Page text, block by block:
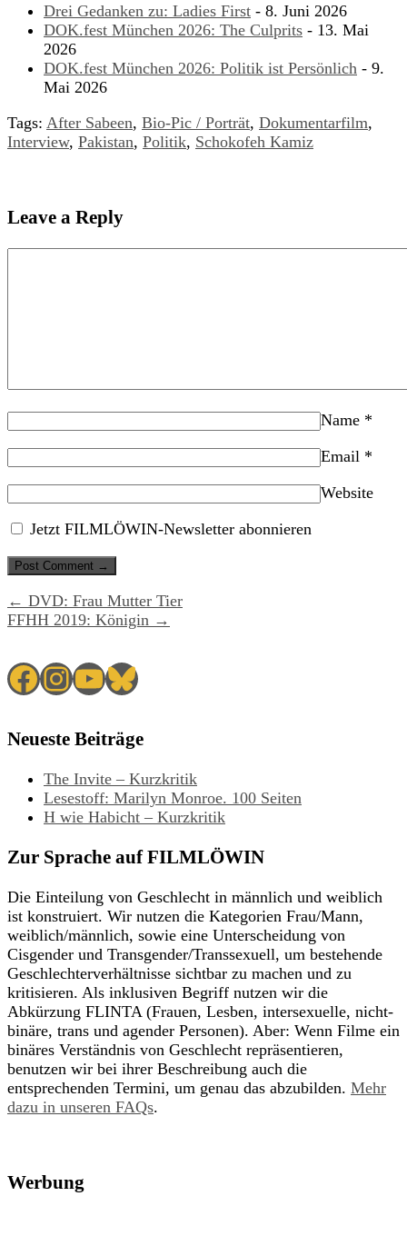
Drei Gedanken zu: Ladies First - 8. Juni 2026
DOK.fest München 2026: The Culprits - 13. Mai
2026
DOK.fest München 2026: Politik ist Persönlich - 9.
Mai 2026
Tags: After Sabeen, Bio-Pic / Porträt, Dokumentarfilm,
Interview, Pakistan, Politik, Schokofeh Kamiz
Leave a Reply
Name *
Email *
Website
Jetzt FILMLÖWIN-Newsletter abonnieren
← DVD: Frau Mutter Tier
FFHH 2019: Königin →
Facebook
Instagram
YouTube
Bluesky
Neueste Beiträge
The Invite – Kurzkritik
Lesestoff: Marilyn Monroe. 100 Seiten
H wie Habicht – Kurzkritik
Zur Sprache auf FILMLÖWIN
Die Einteilung von Geschlecht in männlich und weiblich
ist konstruiert. Wir nutzen die Kategorien Frau/Mann,
weiblich/männlich, sowie eine Unterscheidung von
Cisgender und Transgender/Transsexuell, um bestehende
Geschlechterverhältnisse sichtbar zu machen und zu
kritisieren. Als inklusiven Begriff nutzen wir die
Abkürzung FLINTA (Frauen, Lesben, intersexuelle, nicht-
binäre, trans und agender Personen). Aber: Wenn Filme ein
binäres Verständnis von Geschlecht repräsentieren,
benutzen wir bei ihrer Beschreibung auch die
entsprechenden Termini, um genau das abzubilden. Mehr
dazu in unseren FAQs.
Werbung